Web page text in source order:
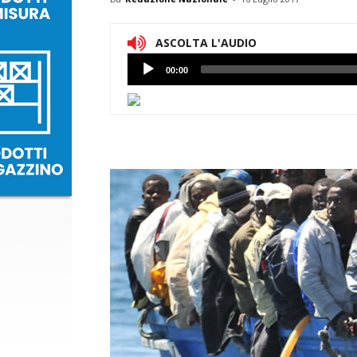
ASCOLTA L'AUDIO
Lettore
Audio
00:00